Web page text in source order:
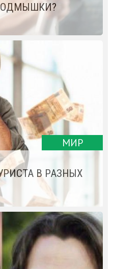
МИР
В РАЗНЫХ